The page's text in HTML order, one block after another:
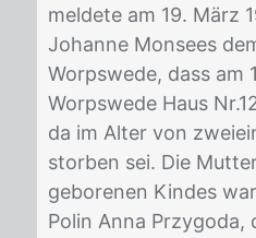
mel­de­te am 19. März
Jo­han­ne Mon­sees
Worps­we­de, dass am
Worps­we­de Haus
da im Al­ter von
stor­ben sei. Die
ge­bo­re­nen Kin­des
Po­lin Anna